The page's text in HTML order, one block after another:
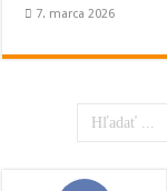
7. marca 2026